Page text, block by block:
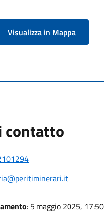
Visualizza in Mappa
contatto
: 5 maggio 2025, 17:50